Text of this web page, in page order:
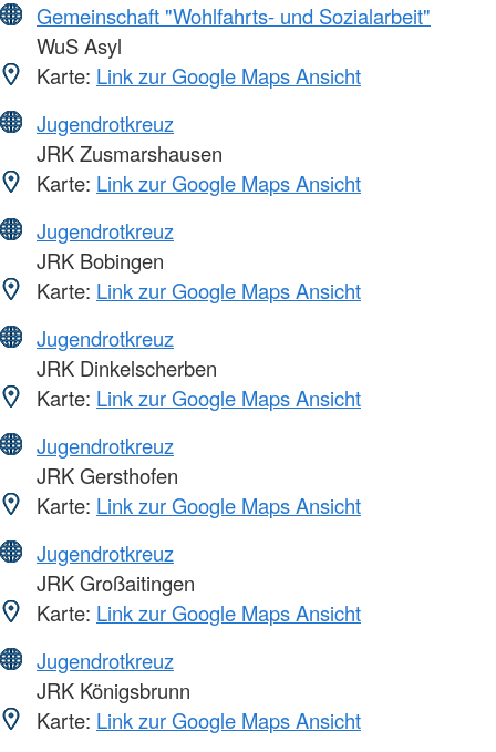
Gemeinschaft "Wohlfahrts- und Sozialarbeit"
WuS Asyl
Karte: Link zur Google Maps Ansicht
Jugendrotkreuz
JRK Zusmarshausen
Karte: Link zur Google Maps Ansicht
Jugendrotkreuz
JRK Bobingen
Karte: Link zur Google Maps Ansicht
Jugendrotkreuz
JRK Dinkelscherben
Karte: Link zur Google Maps Ansicht
Jugendrotkreuz
JRK Gersthofen
Karte: Link zur Google Maps Ansicht
Jugendrotkreuz
JRK Großaitingen
Karte: Link zur Google Maps Ansicht
Jugendrotkreuz
JRK Königsbrunn
Karte: Link zur Google Maps Ansicht